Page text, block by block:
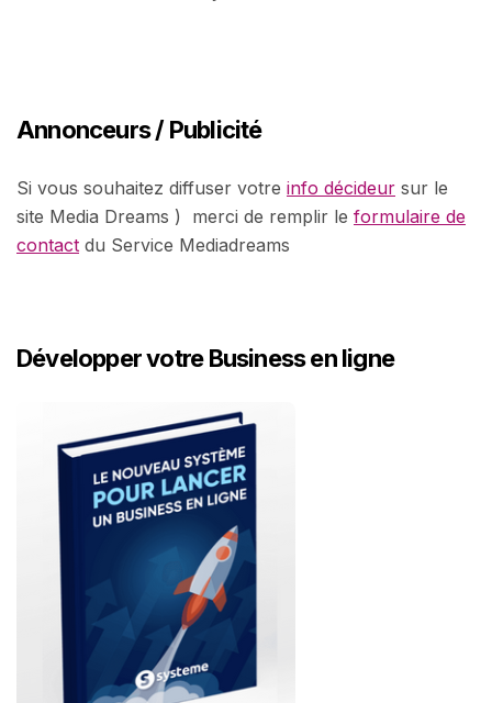
Annonceurs / Publicité
Si vous souhaitez diffuser votre info décideur sur le
site Media Dreams ) merci de remplir le formulaire de
contact du Service Mediadreams
Développer votre Business en ligne